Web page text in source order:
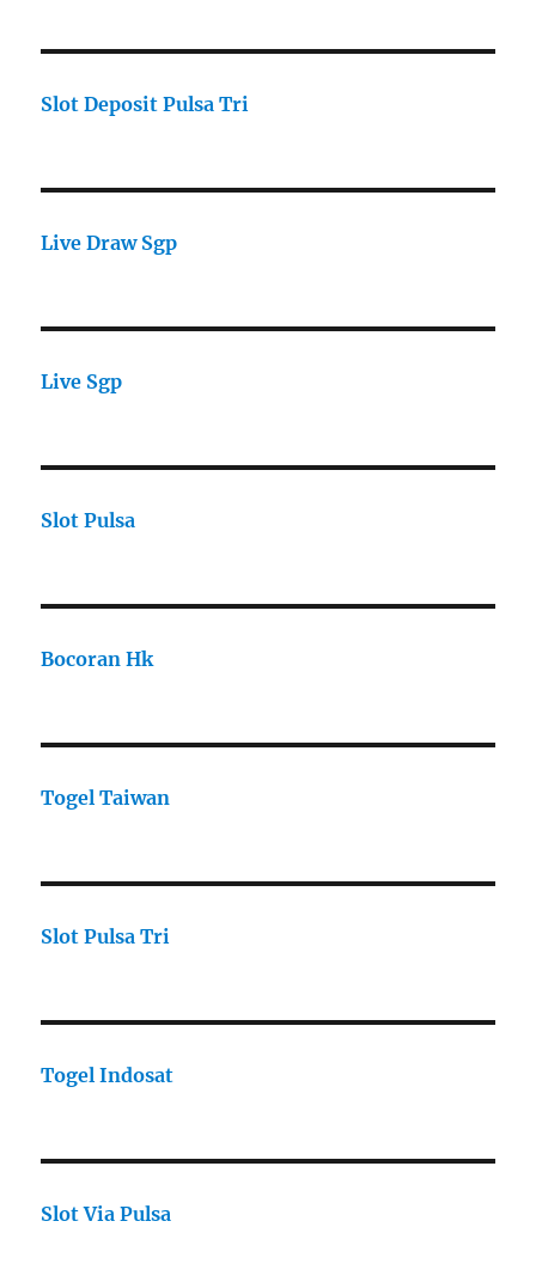
Slot Deposit Pulsa Tri
Live Draw Sgp
Live Sgp
Slot Pulsa
Bocoran Hk
Togel Taiwan
Slot Pulsa Tri
Togel Indosat
Slot Via Pulsa